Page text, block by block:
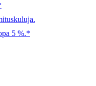
5 %.*